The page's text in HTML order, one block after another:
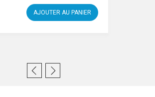
AJOUTER AU PANIER